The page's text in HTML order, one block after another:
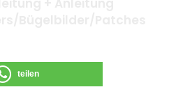
teilen